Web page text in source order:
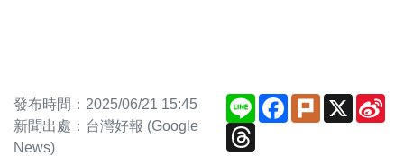
發布時間：2025/06/21 15:45
新聞出處：台灣好報 (Google
News)
Line Facebook
Plurk X